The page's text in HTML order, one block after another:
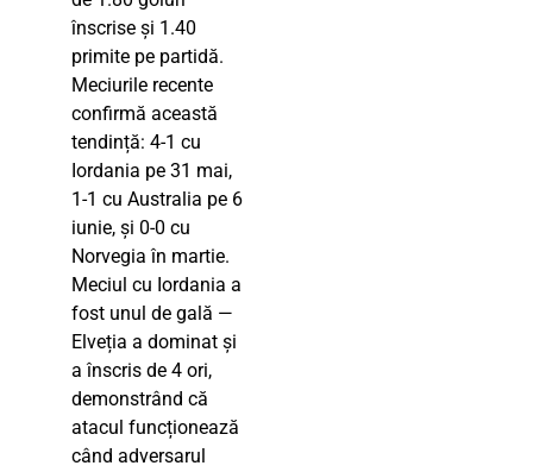
înscrise și 1.40
primite pe partidă.
Meciurile recente
confirmă această
tendință: 4-1 cu
Iordania pe 31 mai,
1-1 cu Australia pe 6
iunie, și 0-0 cu
Norvegia în martie.
Meciul cu Iordania a
fost unul de gală —
Elveția a dominat și
a înscris de 4 ori,
demonstrând că
atacul funcționează
când adversarul